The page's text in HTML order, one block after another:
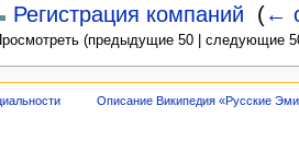
Регистрация компаний
(←
Просмотреть (предыдущие 50 | следующие
Описание Википедия «Русские